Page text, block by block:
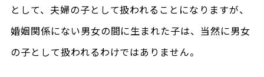
として、夫婦の子として扱われることになりますが、
婚姻関係にない男女の間に生まれた子は、当然に男女
の子として扱われるわけではありません。